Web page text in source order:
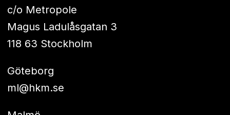
c/o Metropole
Magus Ladulåsgatan 3
118 63 Stockholm
Göteborg
ml@hkm.se